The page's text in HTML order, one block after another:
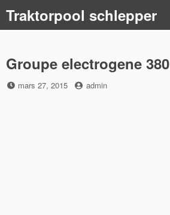
content
Traktorpool schlepper
Groupe electrogene 380
Posted
mars 27, 2015 by
admin